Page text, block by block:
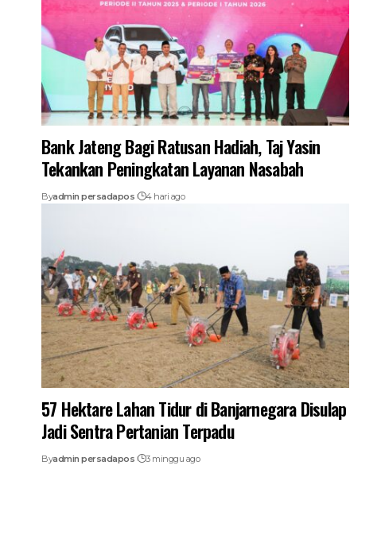
Bank Jateng Bagi Ratusan Hadiah, Taj Yasin
Tekankan Peningkatan Layanan Nasabah
Byadmin persadapos 4 hari ago
57 Hektare Lahan Tidur di Banjarnegara Disulap
Jadi Sentra Pertanian Terpadu
Byadmin persadapos 3 minggu ago